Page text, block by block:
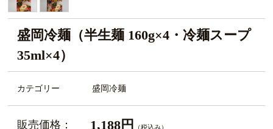
盛岡冷麺（半生麺 160g×4・冷麺スープ
35ml×4）
カテゴリー 盛岡冷麺
販売価格： 1,188円 （税込み）